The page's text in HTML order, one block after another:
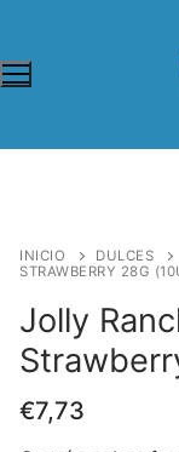
INICIO DULCES
STRAWBERRY 28G
Jolly
€7,73